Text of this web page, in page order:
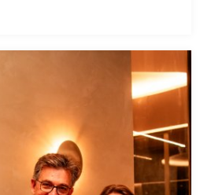
opcionais. São
necessários
para o
funcionamento
do site.